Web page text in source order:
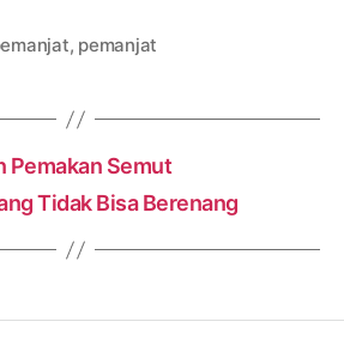
, pemanjat
Pemakan Semut
Tidak Bisa Berenang